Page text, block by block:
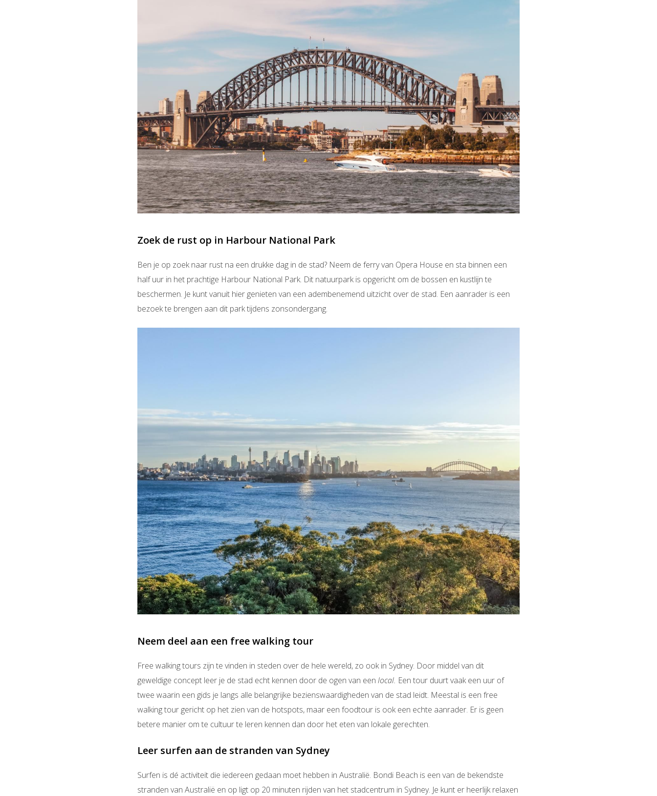
Zoek de rust op in Harbour National Park
Ben je op zoek naar rust na een drukke dag in de stad? Neem de ferry van Opera House en sta binnen een
half uur in het prachtige Harbour National Park. Dit natuurpark is opgericht om de bossen en kustlijn te
beschermen. Je kunt vanuit hier genieten van een adembenemend uitzicht over de stad. Een aanrader is een
bezoek te brengen aan dit park tijdens zonsondergang.
Neem deel aan een free walking tour
Free walking tours zijn te vinden in steden over de hele wereld, zo ook in Sydney. Door middel van dit
geweldige concept leer je de stad echt kennen door de ogen van een local. Een tour duurt vaak een uur of
twee waarin een gids je langs alle belangrijke bezienswaardigheden van de stad leidt. Meestal is een free
walking tour gericht op het zien van de hotspots, maar een foodtour is ook een echte aanrader. Er is geen
betere manier om te cultuur te leren kennen dan door het eten van lokale gerechten.
Leer surfen aan de stranden van Sydney
Surfen is dé activiteit die iedereen gedaan moet hebben in Australië. Bondi Beach is een van de bekendste
stranden van Australië en op ligt op 20 minuten rijden van het stadcentrum in Sydney. Je kunt er heerlijk relaxen